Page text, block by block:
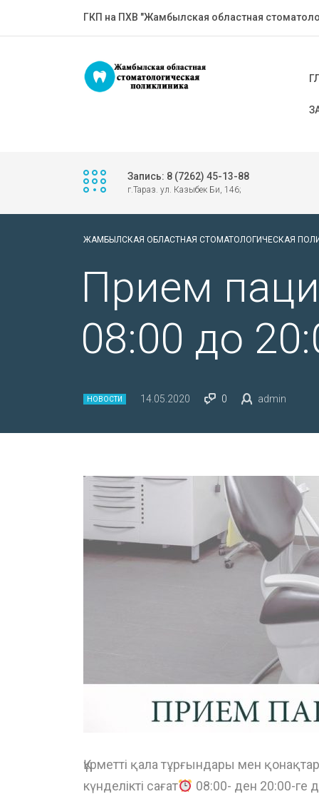
ГКП на ПХВ "Жамбылская областная
Запись: 8 (7262) 45-13-88
г.Тараз. ул. Казыбек Би, 146;
ЖАМБЫЛСКАЯ ОБЛАСТНАЯ СТОМАТОЛОГИЧЕСКАЯ
Прием
08:00 до
НОВОСТИ 14.05.2020 0 admin
Құрметті қала тұрғындары мен
күнделікті сағат
08:00- ден 20:00-ге